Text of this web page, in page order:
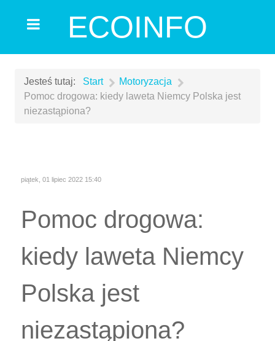
ECOINFO
Jesteś tutaj: Start
Motoryzacja
Pomoc drogowa: kiedy laweta Niemcy Polska jest
niezastąpiona?
piątek, 01 lipiec 2022 15:40
Pomoc drogowa:
kiedy laweta Niemcy
Polska jest
niezastąpiona?